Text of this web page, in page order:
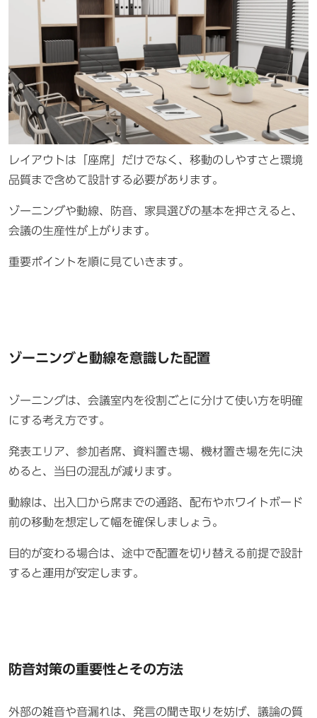
レイアウトは「座席」だけでなく、移動のしやすさと環境
品質まで含めて設計する必要があります。
ゾーニングや動線、防音、家具選びの基本を押さえると、
会議の生産性が上がります。
重要ポイントを順に見ていきます。
ゾーニングと動線を意識した配置
ゾーニングは、会議室内を役割ごとに分けて使い方を明確
にする考え方です。
発表エリア、参加者席、資料置き場、機材置き場を先に決
めると、当日の混乱が減ります。
動線は、出入口から席までの通路、配布やホワイトボード
前の移動を想定して幅を確保しましょう。
目的が変わる場合は、途中で配置を切り替える前提で設計
すると運用が安定します。
防音対策の重要性とその方法
外部の雑音や音漏れは、発言の聞き取りを妨げ、議論の質